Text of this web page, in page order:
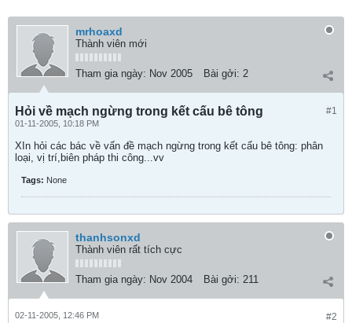
mrhoaxd
Thành viên mới
Tham gia ngày: Nov 2005 Bài gởi: 2
#1
Hỏi về mạch ngừng trong kết cấu bê tông
01-11-2005, 10:18 PM
XIn hỏi các bác về vấn đề mạch ngừng trong kết cấu bê tông: phân
loại, vị trí,biên pháp thi công...vv
Tags: None
thanhsonxd
Thành viên rất tích cực
Tham gia ngày: Nov 2004 Bài gởi: 211
#2
02-11-2005, 12:46 PM